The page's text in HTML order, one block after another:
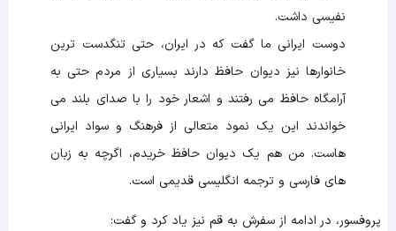
نفیسی داشت.
دوست ایرانی ما گفت که در ایران، حتی تنگدست ترین
خانوارها نیز دیوان حافظ دارند بسیاری از مردم حتی به
آرامگاه حافظ می رفتند و اشعار خود را با صدای بلند می
خواندند این یک نمود متعالی از فرهنگ و سواد ایرانی
هاست. من هم یک دیوان حافظ خریدم، اگرچه به زبان
های فارسی و ترجمه انگلیسی قدیمی است.
پروفسور، در ادامه از سفرش به قم نیز یاد کرد و گفت: